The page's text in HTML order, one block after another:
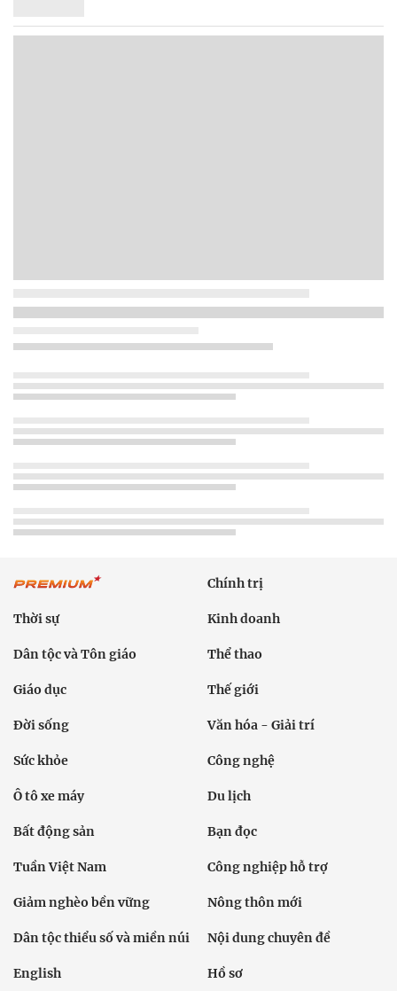
Chính trị
Thời sự Kinh doanh
Dân tộc và Tôn giáo Thể thao
Giáo dục Thế giới
Đời sống Văn hóa - Giải trí
Sức khỏe Công nghệ
Ô tô xe máy Du lịch
Bất động sản Bạn đọc
Tuần Việt Nam Công nghiệp hỗ trợ
Giảm nghèo bền vững Nông thôn mới
Dân tộc thiểu số và miền núi Nội dung chuyên đề
English Hồ sơ